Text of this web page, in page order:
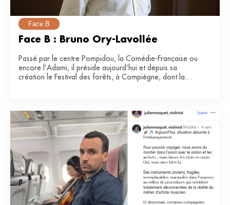
Face B
Face B : Bruno Ory-Lavollée
Passé par le centre Pompidou, la Comédie-Française ou
encore l’Adami, il préside aujourd’hui et depuis sa
création le Festival des forêts, à Compiègne, dont la